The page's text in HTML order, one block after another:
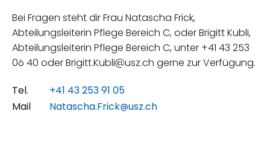
Bei Fragen steht dir Frau Natascha Frick,
Abteilungsleiterin Pflege Bereich C, oder Brigitt Kubli,
Abteilungsleiterin Pflege Bereich C, unter +41 43 253
06 40 oder Brigitt.Kubli@usz.ch gerne zur Verfügung.
Tel.
+41 43 253 91 05
Mail
Natascha.Frick@usz.ch